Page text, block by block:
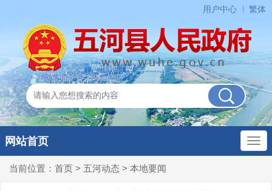
用户中心 繁体
网站首页
当前位置： 首页 > 五河动态 > 本地要闻